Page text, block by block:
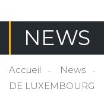
NEWS
Accueil News
DE LUXEMBOURG